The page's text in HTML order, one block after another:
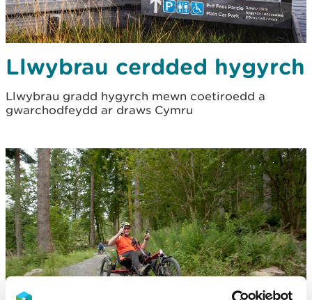
Llwybrau cerdded hygyrch
Llwybrau gradd hygyrch mewn coetiroedd a
gwarchodfeydd ar draws Cymru